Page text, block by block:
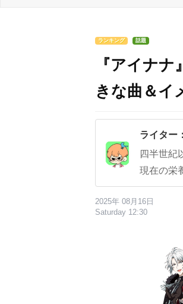
ランキング 話題
『アイナ
きな曲＆イ
ライター：
四半世紀
現在の栄
2025年 08月16日
Saturday 12:30